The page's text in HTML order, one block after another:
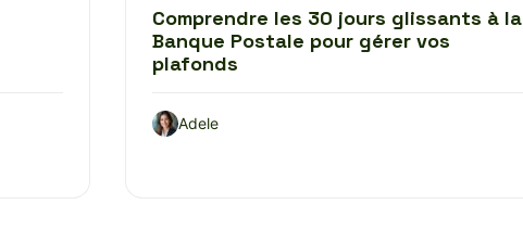
Comprendre les 30 jours glissants à la
Banque Postale pour gérer vos
plafonds
Adele